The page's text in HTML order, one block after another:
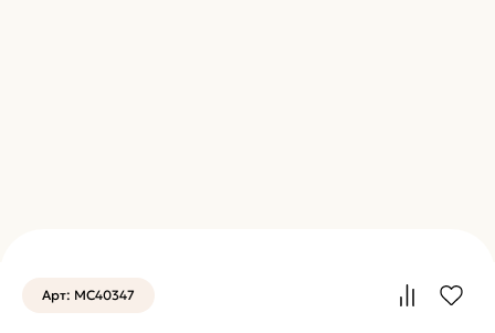
Арт: MC40347